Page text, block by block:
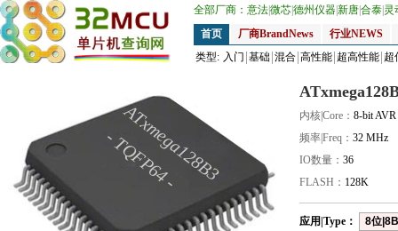
全部厂商： 意法微芯德州仪器新唐合泰 灵
首页
厂商BrandNews
行业NEWS
类型: 入门 基础 混合 高性能 超高性能 超
ATxmega128B3
- TQFP64 -
内核|Core： 8-bit
频率|Freq： 32 MHz
IO数量： 36
FLASH： 128K
应用|Type： 8位